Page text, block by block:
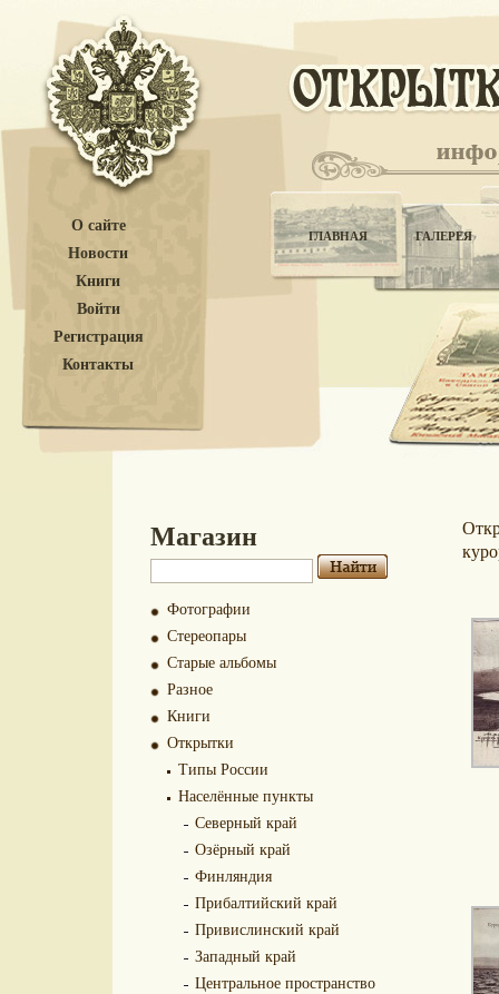
О сайте
Новости
Книги
Войти
Регистрация
Контакты
ГЛАВНАЯ ГАЛЕРЕЯ
Магазин
Фотографии
Стереопары
Старые альбомы
Разное
Книги
Открытки
Типы России
Населённые пункты
Северный край
Озёрный край
Финляндия
Прибалтийский край
Привислинский край
Западный край
Центральное пространство